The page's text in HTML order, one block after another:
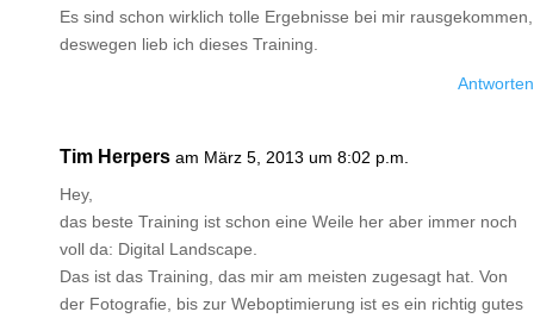
Es sind schon wirklich tolle Ergebnisse bei mir rausgekommen,
deswegen lieb ich dieses Training.
Antworten
Tim Herpers am März 5, 2013 um 8:02 p.m.
Hey,
das beste Training ist schon eine Weile her aber immer noch
voll da: Digital Landscape.
Das ist das Training, das mir am meisten zugesagt hat. Von
der Fotografie, bis zur Weboptimierung ist es ein richtig gutes